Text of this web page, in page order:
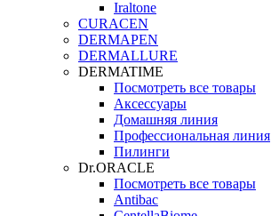
Iraltone
CURACEN
DERMAPEN
DERMALLURE
DERMATIME
Посмотреть все товары
Аксессуары
Домашняя линия
Профессиональная линия
Пилинги
Dr.ORACLE
Посмотреть все товары
Antibac